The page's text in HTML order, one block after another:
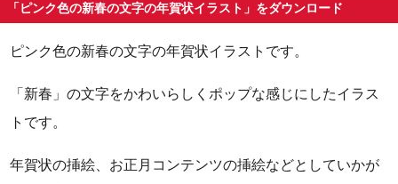
「ピンク色の新春の文字の年賀状イラスト」をダウンロード
ピンク色の新春の文字の年賀状イラストです。
「新春」の文字をかわいらしくポップな感じにしたイラス
トです。
年賀状の挿絵、お正月コンテンツの挿絵などとしていかが